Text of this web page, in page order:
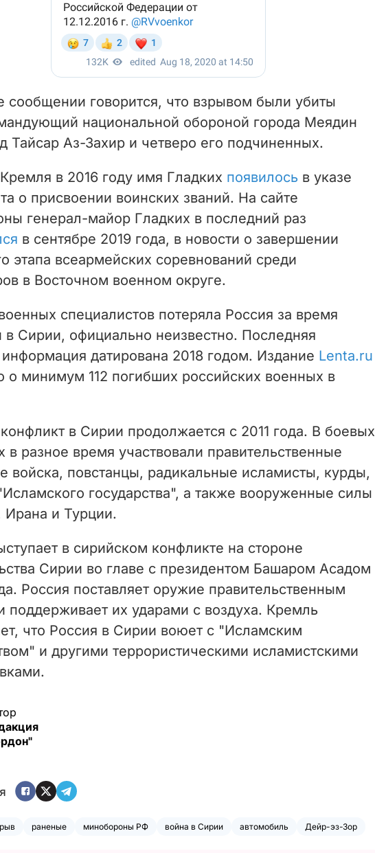
сообщении говорится, что взрывом были убиты
национальной обороной города Меядин
Тайсар Аз-Захир и четверо его подчиненных.
в 2016 году имя Гладких появилось в указе
о присвоении воинских званий. На сайте
генерал-майор Гладких в последний раз
в сентябре 2019 года, в новости о завершении
этапа всеармейских соревнований среди
в Восточном военном округе.
специалистов потеряла Россия за время
в Сирии, официально неизвестно. Последняя
информация датирована 2018 годом. Издание Lenta.ru
о минимум 112 погибших российских военных в
в Сирии продолжается с 2011 года. В боевых
в разное время участвовали правительственные
войска, повстанцы, радикальные исламисты, курды,
государства", а также вооруженные силы
и Турции.
в сирийском конфликте на стороне
Сирии во главе с президентом Башаром Асадом
Россия поставляет оружие правительственным
поддерживает их ударами с воздуха. Кремль
что Россия в Сирии воюет с "Исламским
и другими террористическими исламистскими
раненые минобороны РФ война в Сирии автомобиль Дейр-эз-Зор